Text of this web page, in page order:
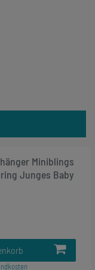
Miniblings
Junges Baby